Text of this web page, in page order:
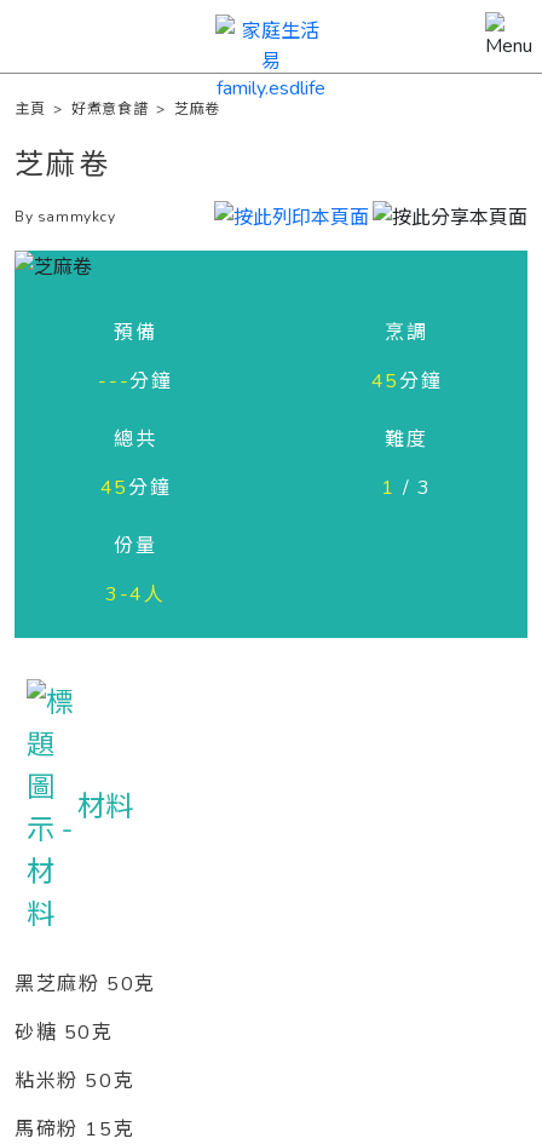
主頁 >好煮意食譜 >芝麻卷
芝麻卷
By sammykcy
預備
---分鐘
烹調
45分鐘
總共
45分鐘
難度
1 / 3
份量
3-4人
材料
黑芝麻粉 50克
砂糖 50克
粘米粉 50克
馬碲粉 15克